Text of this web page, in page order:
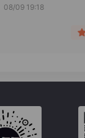
08/09 19:18